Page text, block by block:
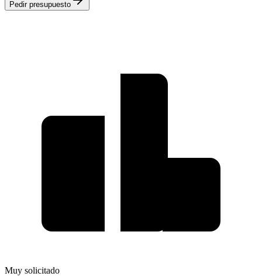
Pedir presupuesto
Muy solicitado